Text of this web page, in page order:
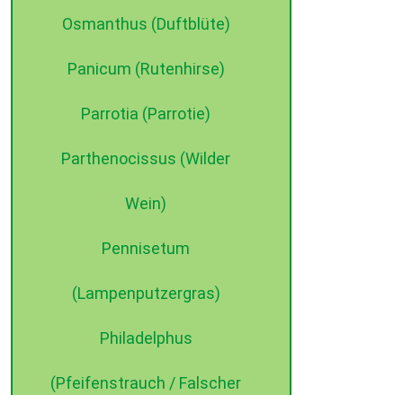
Osmanthus (Duftblüte)
Panicum (Rutenhirse)
Parrotia (Parrotie)
Parthenocissus (Wilder
Wein)
Pennisetum
(Lampenputzergras)
Philadelphus
(Pfeifenstrauch / Falscher